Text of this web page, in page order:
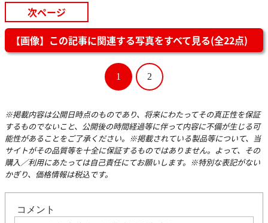
次ページ
【画像】この記事に関連する写真をすべて見る(全22点)
1 2
※掲載内容は公開日時点のものであり、将来にわたってその真正性を保証
するものでないこと、公開後の時間経過等に伴って内容に不備が生じる可
能性があることをご了承ください。※掲載されている製品等について、当
サイトがその品質等を十全に保証するものではありません。よって、その
購入／利用にあたっては自己責任にてお願いします。※特別な表記がない
かぎり、価格情報は税込です。